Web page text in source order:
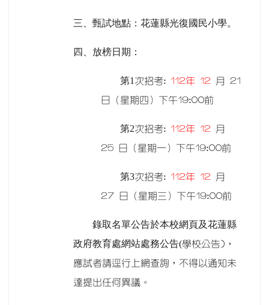
三、甄試地點：花蓮縣光復國民小學。
四、放榜日期：
第1 次招考: 112年 12
月 21
日（星期四）下午19:00前
第2次招考:112年 12
月
25 日（星期一）下午19:00前
第3次招考:112年 12
月
27 日（星期三）下午19:00前
錄取名單公告於本校網頁及花蓮縣
政府教育處網站處務公告(學校公告)，
應試者請逕行上網查詢，不得以通知未
達提出任何異議。